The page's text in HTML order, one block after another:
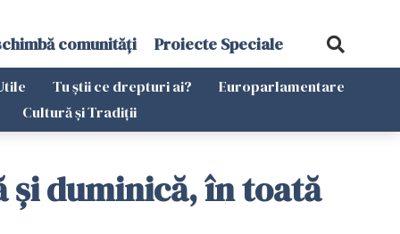
comunități Proiecte Speciale
Tu știi ce drepturi ai?
Europarlamentare
Cultură și Tradiții
duminică, în toată